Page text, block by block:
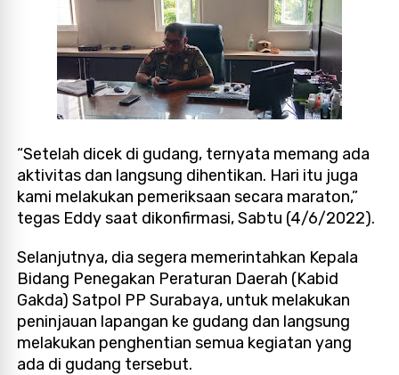
“Setelah dicek di gudang, ternyata memang ada
aktivitas dan langsung dihentikan. Hari itu juga
kami melakukan pemeriksaan secara maraton,”
tegas Eddy saat dikonfirmasi, Sabtu (4/6/2022).
Selanjutnya, dia segera memerintahkan Kepala
Bidang Penegakan Peraturan Daerah (Kabid
Gakda) Satpol PP Surabaya, untuk melakukan
peninjauan lapangan ke gudang dan langsung
melakukan penghentian semua kegiatan yang
ada di gudang tersebut.